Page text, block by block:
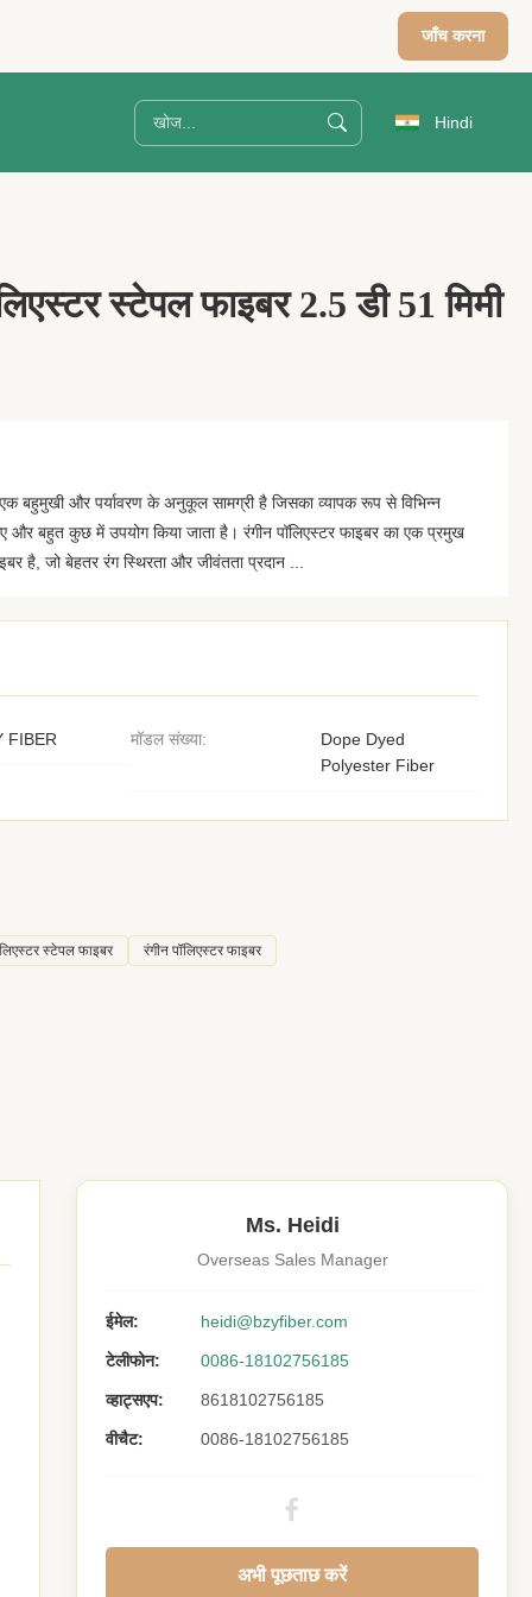
जाँच करना
Hindi
स्टेपल फाइबर 2.5 डी 51 मिमी
एक बहुमुखी और पर्यावरण के अनुकूल सामग्री है जिसका व्यापक रूप से विभिन्न
और बहुत कुछ में उपयोग किया जाता है। रंगीन पॉलिएस्टर फाइबर का एक प्रमुख
है, जो बेहतर रंग स्थिरता और जीवंतता प्रदान ...
FIBER मॉडल संख्या:
Dope Dyed
Polyester Fiber
स्टेपल फाइबर रंगीन पॉलिएस्टर फाइबर
Ms. Heidi
Overseas Sales Manager
ईमेल: heidi@bzyfiber.com
टेलीफोन: 0086-18102756185
व्हाट्सएप: 8618102756185
वीचैट: 0086-18102756185
अभी पूछताछ करें